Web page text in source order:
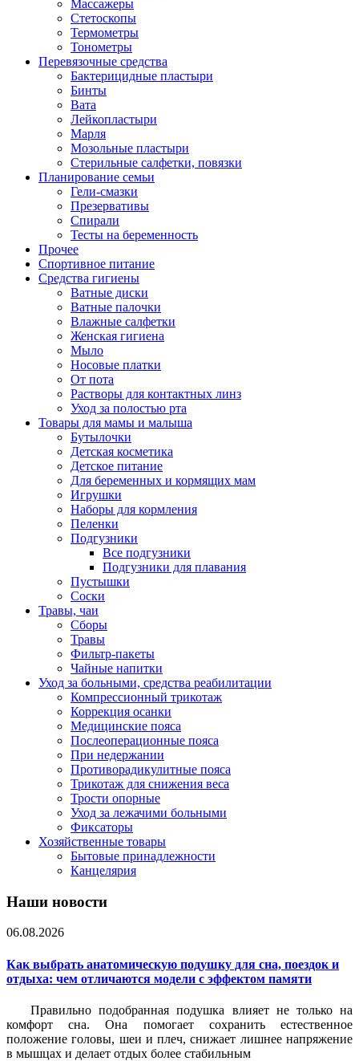
Массажеры
Стетоскопы
Термометры
Тонометры
Перевязочные средства
Бактерицидные пластыри
Бинты
Вата
Лейкопластыри
Марля
Мозольные пластыри
Стерильные салфетки, повязки
Планирование семьи
Гели-смазки
Презервативы
Спирали
Тесты на беременность
Прочее
Спортивное питание
Средства гигиены
Ватные диски
Ватные палочки
Влажные салфетки
Женская гигиена
Мыло
Носовые платки
От пота
Растворы для контактных линз
Уход за полостью рта
Товары для мамы и малыша
Бутылочки
Детская косметика
Детское питание
Для беременных и кормящих мам
Игрушки
Наборы для кормления
Пеленки
Подгузники
Все подгузники
Подгузники для плавания
Пустышки
Соски
Травы, чаи
Сборы
Травы
Фильтр-пакеты
Чайные напитки
Уход за больными, средства реабилитации
Компрессионный трикотаж
Коррекция осанки
Медицинские пояса
Послеоперационные пояса
При недержании
Противорадикулитные пояса
Трикотаж для снижения веса
Трости опорные
Уход за лежачими больными
Фиксаторы
Хозяйственные товары
Бытовые принадлежности
Канцелярия
Наши новости
06.08.2026
Как выбрать анатомическую подушку для сна, поездок и
отдыха: чем отличаются модели с эффектом памяти
Правильно подобранная подушка влияет не только на
комфорт сна. Она помогает сохранить естественное
положение головы, шеи и плеч, снижает лишнее напряжение
в мышцах и делает отдых более стабильным